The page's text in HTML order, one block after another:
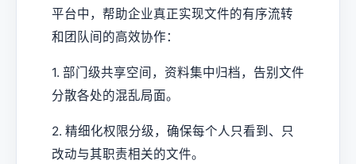
平台中，帮助企业真正实现文件的有序流转
和团队间的高效协作：
1. 部门级共享空间，资料集中归档，告别文件
分散各处的混乱局面。
2. 精细化权限分级，确保每个人只看到、只
改动与其职责相关的文件。